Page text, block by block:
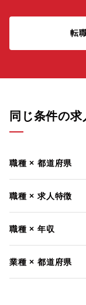
転
同じ条件の
職種 × 都道府県
職種 × 求人特徴
職種 × 年収
業種 × 都道府県